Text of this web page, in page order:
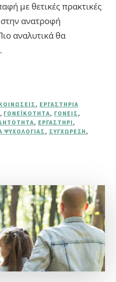
με θετικές πρακτικές
ανατροφή
αναλυτικά θα
, ΕΡΓΑΣΤΉΡΙΑ
, ΓΟΝΕΪΚΌΤΗΤΑ, ΓΟΝΕΊΣ,
, ΕΡΓΑΣΤΉΡΙ,
ΨΥΧΟΛΟΓΊΑΣ, ΣΥΓΧΏΡΕΣΗ,